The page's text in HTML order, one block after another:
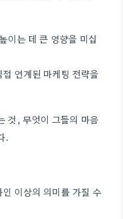
이는 데 큰 영향을 미십
연계된 마케팅 전략을
것, 무엇이 그들의 마음
.
이상의 의미를 가질 수